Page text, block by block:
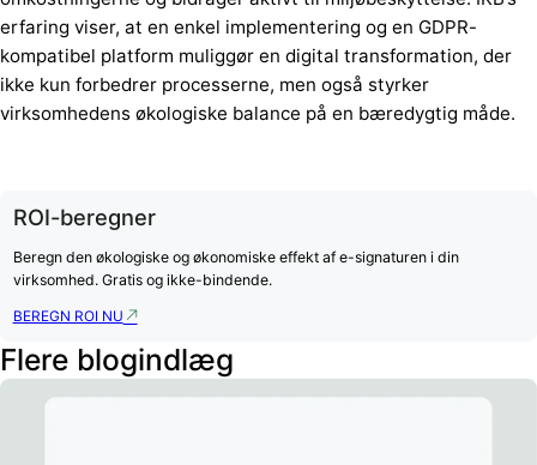
erfaring viser, at en enkel implementering og en GDPR-
kompatibel platform muliggør en digital transformation, der
ikke kun forbedrer processerne, men også styrker
virksomhedens økologiske balance på en bæredygtig måde.
ROI-beregner
Beregn den økologiske og økonomiske effekt af e-signaturen i din
virksomhed. Gratis og ikke-bindende.
BEREGN ROI NU
Flere blogindlæg